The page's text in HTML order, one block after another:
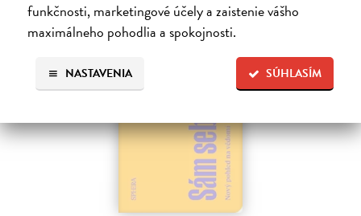
funkčnosti, marketingové účely a zaistenie vášho
maximálneho pohodlia a spokojnosti.
SÚHLASÍM
NASTAVENIA